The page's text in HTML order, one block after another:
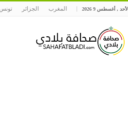
الأحد , أغسطس 9 2026 المغرب الجزائر تونس